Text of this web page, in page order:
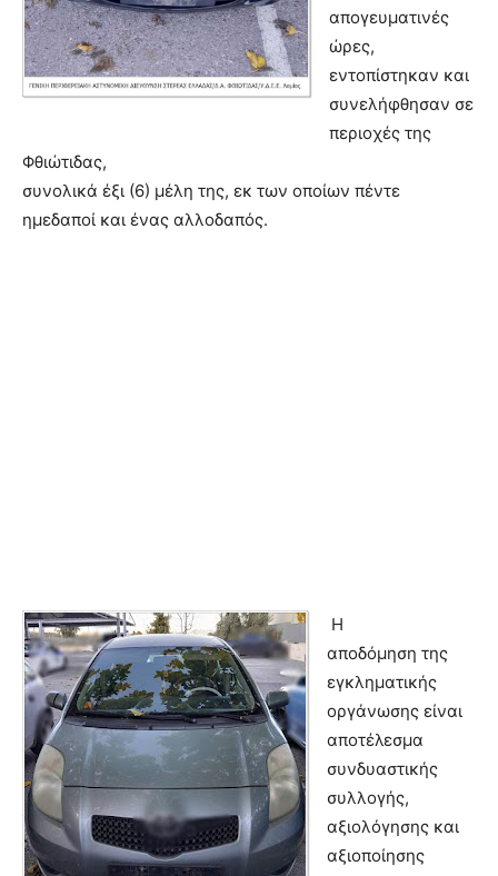
απογευματινές
ώρες,
εντοπίστηκαν και
συνελήφθησαν σε
περιοχές της
Φθιώτιδας,
συνολικά έξι (6) μέλη της, εκ των οποίων πέντε
ημεδαποί και ένας αλλοδαπός.
Η
αποδόμηση της
εγκληματικής
οργάνωσης είναι
αποτέλεσμα
συνδυαστικής
συλλογής,
αξιολόγησης και
αξιοποίησης